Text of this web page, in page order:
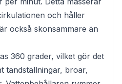
och håller
också skonsammare än
360 grader, vilket gör det
tandställningar, broar,